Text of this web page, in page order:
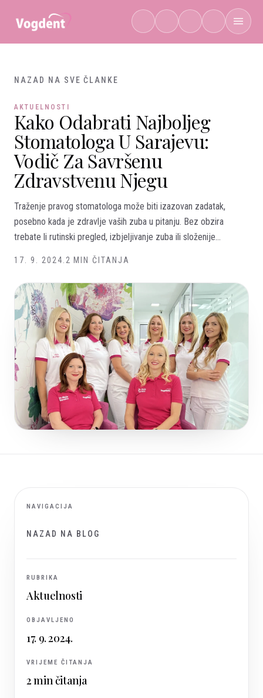
NAZAD NA SVE ČLANKE
AKTUELNOSTI
Kako Odabrati Najboljeg
Stomatologa U Sarajevu:
Vodič Za Savršenu
Zdravstvenu Njegu
Traženje pravog stomatologa može biti izazovan zadatak,
posebno kada je zdravlje vaših zuba u pitanju. Bez obzira
trebate li rutinski pregled, izbjeljivanje zuba ili složenije...
17. 9. 2024. 2 MIN ČITANJA
NAVIGACIJA
NAZAD NA BLOG
RUBRIKA
Aktuelnosti
OBJAVLJENO
17. 9. 2024.
VRIJEME ČITANJA
2min čitanja